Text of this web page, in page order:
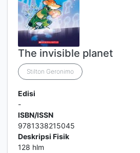
The invisible planet
Stilton Geronimo
Edisi
-
ISBN/ISSN
9781338215045
Deskripsi Fisik
128 hlm